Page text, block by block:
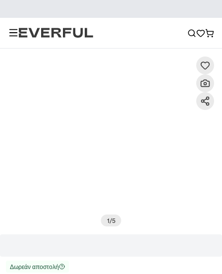
1/5
Δωρεάν αποστολή